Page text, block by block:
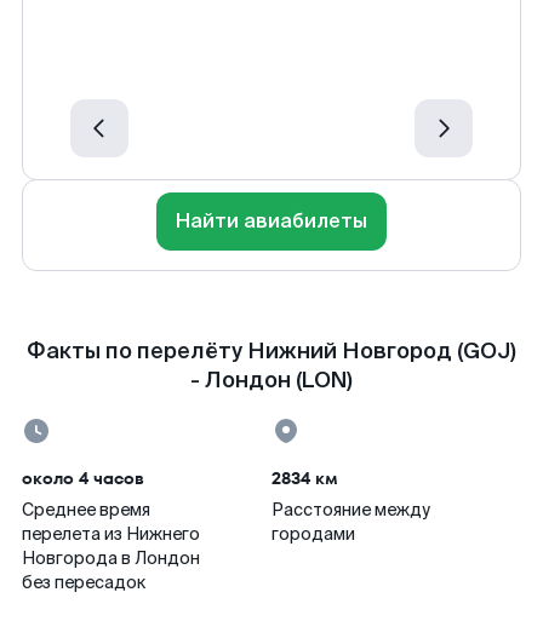
Найти авиабилеты
Факты по перелёту Нижний Новгород (GOJ)
- Лондон (LON)
около 4 часов
Среднее время
перелета из Нижнего
Новгорода в Лондон
без пересадок
2834 км
Расстояние между
городами